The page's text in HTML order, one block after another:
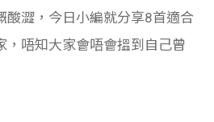
酸澀，今日小編就分享8首適合
，唔知大家會唔會搵到自己曾